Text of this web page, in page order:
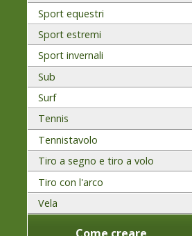
Sport equestri
Sport estremi
Sport invernali
Sub
Surf
Tennis
Tennistavolo
Tiro a segno e tiro a volo
Tiro con l'arco
Vela